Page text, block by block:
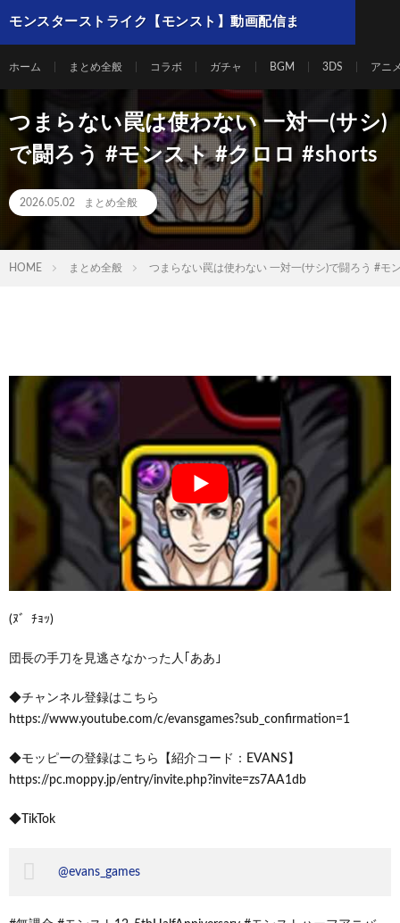
モンスターストライク【モンスト】動画配信ま
ホーム まとめ全般 コラボ ガチャ BGM 3DS アニ
つまらない罠は使わない 一対一(サシ)
で闘ろう #モンスト #クロロ #shorts
2026.05.02 まとめ全般
HOME まとめ全般 つまらない罠は使わない 一対一(サシ)で闘ろう #モ
(ﾇ゛ﾁｮｯ)
団長の手刀を見逃さなかった人｢ああ｣
◆チャンネル登録はこちら
https://www.youtube.com/c/evansgames?sub_confirmation=1
◆モッピーの登録はこちら【紹介コード：EVANS】
https://pc.moppy.jp/entry/invite.php?invite=zs7AA1db
◆TikTok
@evans_games